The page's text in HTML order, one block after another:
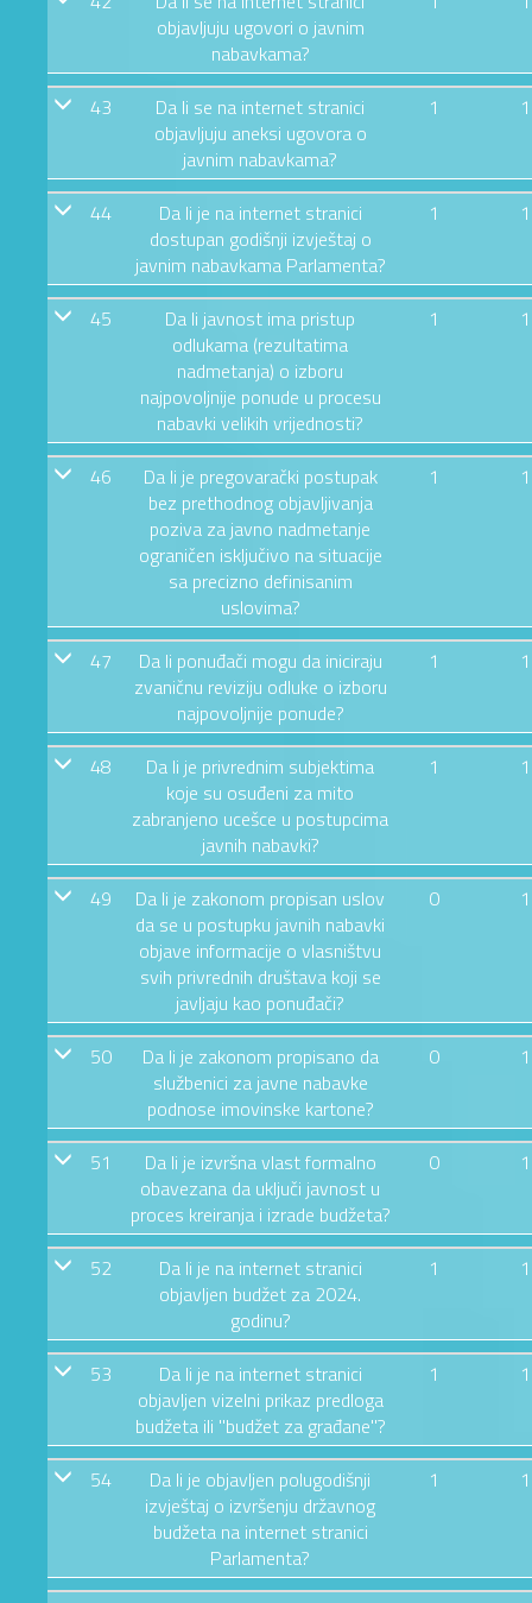
objavljuju ugovori o javnim
nabavkama?
43
Da li se na internet stranici
objavljuju aneksi ugovora o
javnim nabavkama?
1 1
44
Da li je na internet stranici
dostupan godišnji izvještaj o
javnim nabavkama Parlamenta?
1 1
45
Da li javnost ima pristup
odlukama (rezultatima
nadmetanja) o izboru
najpovoljnije ponude u procesu
nabavki velikih vrijednosti?
1 1
46
Da li je pregovarački postupak
bez prethodnog objavljivanja
poziva za javno nadmetanje
ograničen isključivo na situacije
sa precizno definisanim
uslovima?
1 1
47
Da li ponuđači mogu da iniciraju
zvaničnu reviziju odluke o izboru
najpovoljnije ponude?
1 1
48
Da li je privrednim subjektima
koje su osuđeni za mito
zabranjeno ucešce u postupcima
javnih nabavki?
1 1
49
Da li je zakonom propisan uslov
da se u postupku javnih nabavki
objave informacije o vlasništvu
svih privrednih društava koji se
javljaju kao ponuđači?
0 1
50
Da li je zakonom propisano da
službenici za javne nabavke
podnose imovinske kartone?
0 1
51
Da li je izvršna vlast formalno
obavezana da uključi javnost u
proces kreiranja i izrade budžeta?
0 1
52
Da li je na internet stranici
objavljen budžet za 2024.
godinu?
1 1
53
Da li je na internet stranici
objavljen vizelni prikaz predloga
budžeta ili "budžet za građane"?
1 1
54
Da li je objavljen polugodišnji
izvještaj o izvršenju državnog
budžeta na internet stranici
Parlamenta?
1 1